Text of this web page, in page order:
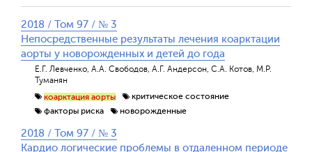
2018 / Том 97 / № 3
Непосредственные результаты лечения коарктации
аорты у новорожденных и детей до года
Е.Г. Левченко, А.А. Свободов, А.Г. Андерсон, С.А. Котов, М.Р.
Туманян
коарктация аорты
критическое состояние
факторы риска
новорожденные
2018 / Том 97 / № 3
Кардио логические проблемы в отдаленном периоде